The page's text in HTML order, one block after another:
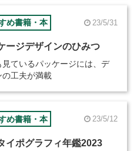
め書籍・本 23/5/31
ージデザインのひみつ
見ているパッケージには、デ
の工夫が満載
め書籍・本 23/5/12
イポグラフィ年鑑2023